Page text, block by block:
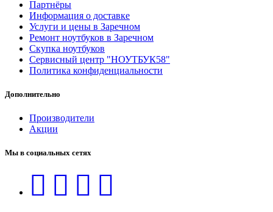
Партнёры
Информация о доставке
Услуги и цены в Заречном
Ремонт ноутбуков в Заречном
Скупка ноутбуков
Сервисный центр "НОУТБУК58"
Политика конфиденциальности
Дополнительно
Производители
Акции
Мы в социальных сетях